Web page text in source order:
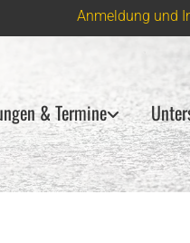
Anmeldung und
& Termine